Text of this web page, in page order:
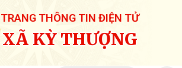
TRANG THÔNG TIN ĐIỆN TỬ
XÃ KỲ THƯỢNG